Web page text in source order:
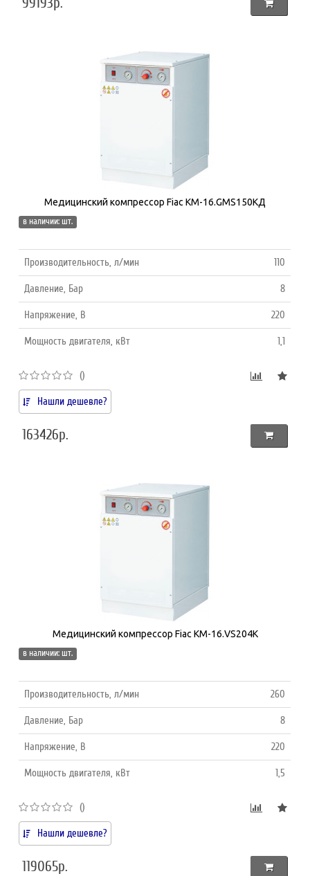
Медицинский компрессор Fiac КМ-16.GMS150KД
в наличии: шт.
Производительность, л/мин 110
Давление, Бар 8
Напряжение, В 220
Мощность двигателя, кВт 1,1
()
Нашли дешевле?
163426р.
Медицинский компрессор Fiac КМ-16.VS204K
в наличии: шт.
Производительность, л/мин 260
Давление, Бар 8
Напряжение, В 220
Мощность двигателя, кВт 1,5
()
Нашли дешевле?
119065р.